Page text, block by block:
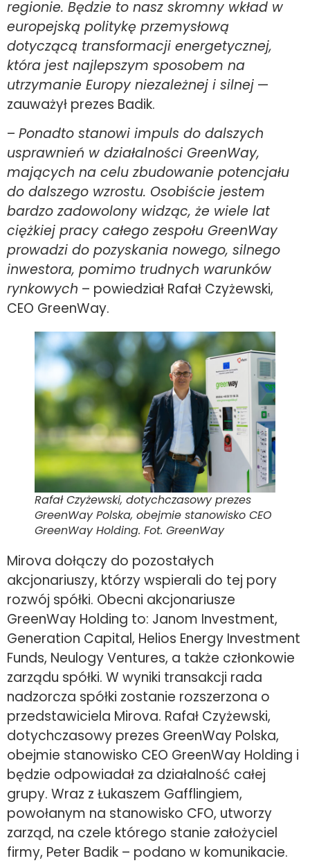
regionie. Będzie to nasz skromny wkład w
europejską politykę przemysłową
dotyczącą transformacji energetycznej,
która jest najlepszym sposobem na
utrzymanie Europy niezależnej i silnej —
zauważył prezes Badik.
– Ponadto stanowi impuls do dalszych
usprawnień w działalności GreenWay,
mających na celu zbudowanie potencjału
do dalszego wzrostu. Osobiście jestem
bardzo zadowolony widząc, że wiele lat
ciężkiej pracy całego zespołu GreenWay
prowadzi do pozyskania nowego, silnego
inwestora, pomimo trudnych warunków
rynkowych – powiedział Rafał Czyżewski,
CEO GreenWay.
Rafał Czyżewski, dotychczasowy prezes
GreenWay Polska, obejmie stanowisko CEO
GreenWay Holding. Fot. GreenWay
Mirova dołączy do pozostałych
akcjonariuszy, którzy wspierali do tej pory
rozwój spółki. Obecni akcjonariusze
GreenWay Holding to: Janom Investment,
Generation Capital, Helios Energy Investment
Funds, Neulogy Ventures, a także członkowie
zarządu spółki. W wyniki transakcji rada
nadzorcza spółki zostanie rozszerzona o
przedstawiciela Mirova. Rafał Czyżewski,
dotychczasowy prezes GreenWay Polska,
obejmie stanowisko CEO GreenWay Holding i
będzie odpowiadał za działalność całej
grupy. Wraz z Łukaszem Gafflingiem,
powołanym na stanowisko CFO, utworzy
zarząd, na czele którego stanie założyciel
firmy, Peter Badik – podano w komunikacie.